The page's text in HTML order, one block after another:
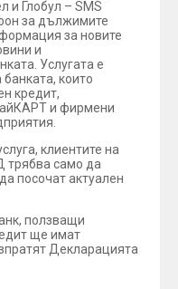
и Глобул – SMS
за дължимите
за новите
и
Услугата е
които
кредит,
и фирмени
клиентите на
трябва само да
посочат актуален
ползващи
ще имат
Декларацията